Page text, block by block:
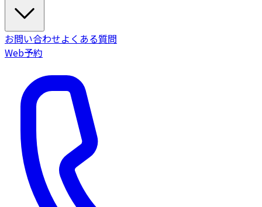
お問い合わせよくある質問
Web予約